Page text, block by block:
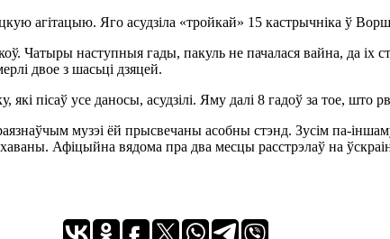
агітацыю. Яго асудзіла «тройкай» 15 кастрычніка ў
Чатыры наступныя гады, пакуль не пачалася вайна, да іх
двое з шасьці дзяцей.
пісаў усе даносы, асудзілі. Яму далі 8 гадоў за тое, што
музэі ёй прысвечаны асобны стэнд. Зусім па-
Афіцыйна вядома пра два месцы расстрэлаў на